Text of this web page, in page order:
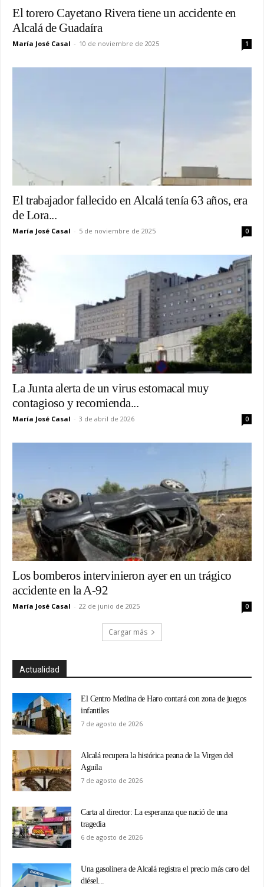
El torero Cayetano Rivera tiene un accidente en
Alcalá de Guadaíra
María José Casal - 10 de noviembre de 2025 1
El trabajador fallecido en Alcalá tenía 63 años, era
de Lora...
María José Casal - 5 de noviembre de 2025 0
La Junta alerta de un virus estomacal muy
contagioso y recomienda...
María José Casal - 3 de abril de 2026 0
Los bomberos intervinieron ayer en un trágico
accidente en la A-92
María José Casal - 22 de junio de 2025 0
Cargar más
Actualidad
El Centro Medina de Haro contará con zona de juegos
infantiles
7 de agosto de 2026
Alcalá recupera la histórica peana de la Virgen del
Aguila
7 de agosto de 2026
Carta al director: La esperanza que nació de una
tragedia
6 de agosto de 2026
Una gasolinera de Alcalá registra el precio más caro del
diésel...